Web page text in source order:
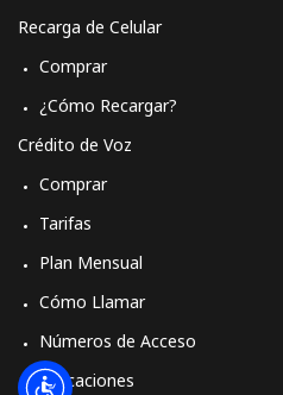
Recarga de Celular
Comprar
¿Cómo Recargar?
Crédito de Voz
Comprar
Tarifas
Plan Mensual
Cómo Llamar
Números de Acceso
Aplicaciones